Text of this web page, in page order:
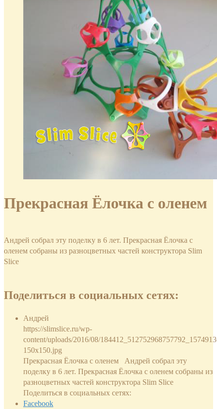
Прекрасная Ёлочка с оленем
Андрей собрал эту поделку в 6 лет. Прекрасная Ёлочка с
оленем собраны из разноцветных частей конструктора Slim
Slice
Поделиться в социальных сетях:
Андрей
https://slimslice.ru/wp-
content/uploads/2016/08/
150x150.jpg
Прекрасная Ёлочка с оленем Андрей собрал эту
поделку в 6 лет. Прекрасная Ёлочка с оленем собраны из
разноцветных частей конструктора Slim Slice
Поделиться в социальных сетях:
Facebook